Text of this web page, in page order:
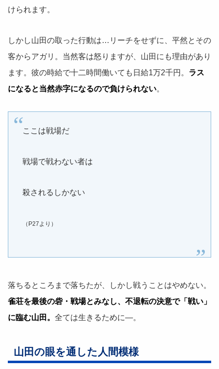
けられます。
しかし山田の取った行動は…リーチをせずに、平然とその
客からアガリ。当然客は怒りますが、山田にも理由があり
ます。彼の時給で十二時間働いても日給1万2千円。 ラス
になると当然赤字になるので負けられない。
ここは戦場だ
戦場で戦わない者は
殺されるしかない
（P27より）
落ちるところまで落ちたが、しかし戦うことはやめない。
雀荘を最後の砦・戦場とみなし、不退転の決意で「戦い」
に臨む山田。 全ては生きるために―。
山田の眼を通した人間模様